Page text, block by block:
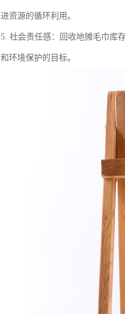
进资源的循环利用。
5. 社会责任感：回收地摊毛巾库
和环境保护的目标。